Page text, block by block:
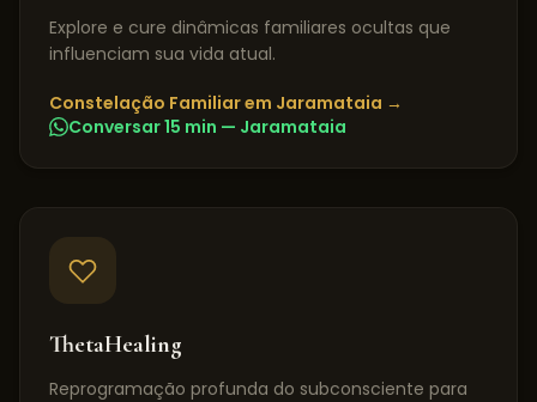
Explore e cure dinâmicas familiares ocultas que
influenciam sua vida atual.
Constelação Familiarem Jaramataia →
Conversar 15 min — Jaramataia
ThetaHealing
Reprogramação profunda do subconsciente para